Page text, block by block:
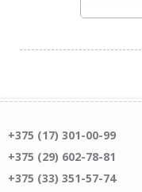
+375 (17) 301-00-99
+375 (29) 602-78-81
+375 (33) 351-57-74